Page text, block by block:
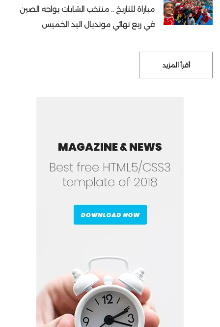
مباراة للتاريخ .. منتخب الشابات يواجه الصين
في ربع نهائي مونديال اليد الخميس
أقرأ المزيد